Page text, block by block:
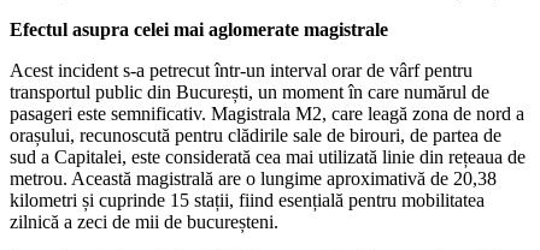
Efectul asupra celei mai aglomerate magistrale
Acest incident s-a petrecut într-un interval orar de vârf pentru
transportul public din București, un moment în care numărul de
pasageri este semnificativ. Magistrala M2, care leagă zona de nord a
orașului, recunoscută pentru clădirile sale de birouri, de partea de
sud a Capitalei, este considerată cea mai utilizată linie din rețeaua de
metrou. Această magistrală are o lungime aproximativă de 20,38
kilometri și cuprinde 15 stații, fiind esențială pentru mobilitatea
zilnică a zeci de mii de bucureșteni.